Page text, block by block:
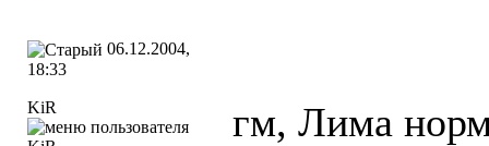
06.12.2004,
18:33
KiR
гм, Лима